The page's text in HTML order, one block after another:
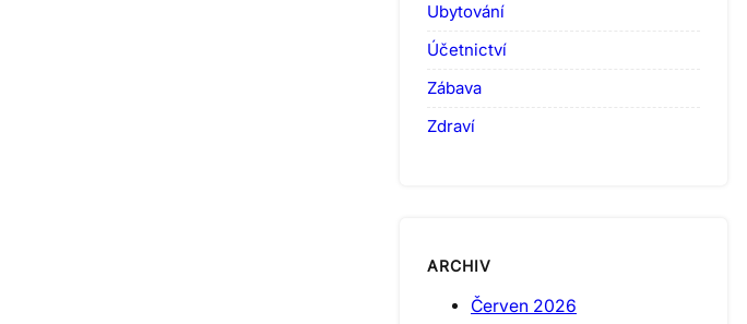
Ubytování
Účetnictví
Zábava
Zdraví
ARCHIV
Červen 2026